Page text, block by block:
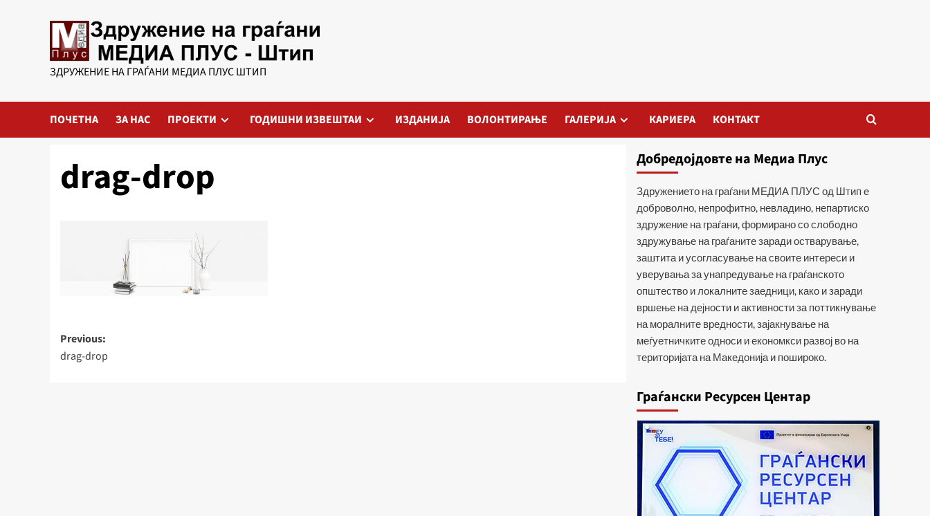
ЗДРУЖЕНИЕ НА ГРАЃАНИ МЕДИА ПЛУС ШТИП
ПОЧЕТНА ЗА НАС ПРОЕКТИ ГОДИШНИ ИЗВЕШТАИ ИЗДАНИЈА ВОЛОНТИРАЊЕ ГАЛЕРИЈА КАРИЕРА КОНТАКТ
drag-drop
Post
navigation
Previous:
drag-drop
Добредојдовте на Медиа Плус
Здружението на граѓани МЕДИА ПЛУС од Штип е
доброволно, непрофитно, невладино, непартиско
здружение на граѓани, формирано со слободно
здружување на граѓаните заради остварување,
заштита и усогласување на своите интереси и
уверувања за унапредување на граѓанското
општество и локалните заедници, како и заради
вршење на дејности и активности за поттикнување
на моралните вредности, зајакнување на
меѓуетничките односи и економкси развој во на
територијата на Македонија и пошироко.
Граѓански Ресурсен Центар